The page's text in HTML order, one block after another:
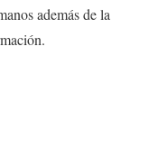
además de la